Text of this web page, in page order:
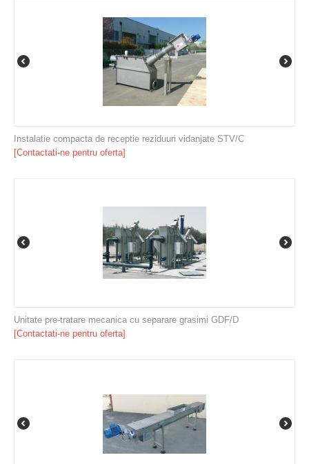
Instalatie compacta de receptie reziduuri vidanjate STV/C
[Contactati-ne pentru oferta]
Unitate pre-tratare mecanica cu separare grasimi GDF/D
[Contactati-ne pentru oferta]